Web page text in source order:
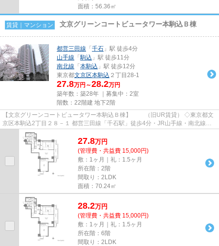
面積：56.36㎡
賃貸｜マンション 文京グリーンコートビュータワー本駒込Ｂ棟
都営三田線 「 千石 」駅 徒歩4分
山手線 「駒込 」駅 徒歩11分
南北線 「 本駒込 」駅 徒歩12分
東京都文京区本駒込 ２丁目28-1
27.8万円～28.2万円
築年数：築28年 ｜募集中： 2室
階数：22階建 地下2階
【文京グリーンコートビュータワー本駒込Ｂ棟】 （旧UR賃貸） ◇東京都文
京区本駒込2丁目２８－１ 都営三田線「千石駅」徒歩4分・JR山手線・南北線
27.8万円
(管理費・共益費 15,000円)
敷：1ヶ月｜礼：1.5ヶ月
所在階：2階
間取り：2LDK
面積：70.24㎡
28.2万円
(管理費・共益費 15,000円)
敷：1ヶ月｜礼：1.5ヶ月
所在階：6階
間取り：2LDK